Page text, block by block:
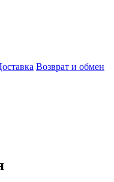
Возврат и обмен